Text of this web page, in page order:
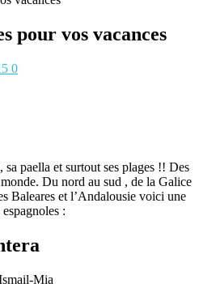
pour vos vacances
0
sa paella et surtout ses plages !! Des
Du nord au sud , de la Galice
Baleares et l’Andalousie voici une
: